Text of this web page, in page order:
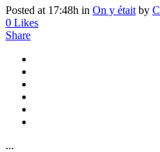
Posted at 17:48h in On y était by
0 Likes
Share
...